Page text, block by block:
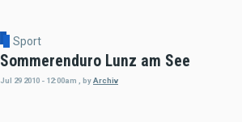
Sport
Sommerenduro Lunz am See
Jul 29 2010 - 12:00am byArchiv